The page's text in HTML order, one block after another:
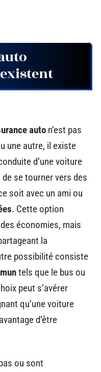
auto n’est pas
une autre, il existe
d’une voiture
se tourner vers des
soit avec un ami ou
. Cette option
économies, mais
la
possibilité consiste
tels que le bus ou
peut s’avérer
qu’une voiture
d’être
ou sont